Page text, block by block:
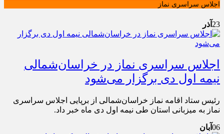
اجلاس سراسری نماز
23 آذر
اجلاس سراسری نماز در خراسا‌ن‌شمالی
نیمه اول دی برگزار می‌شود
رئیس ستاد اقامه نماز خراسان‌شمالی از برپایی اجلاس سراسری
نماز به میزبانی استان طی نیمه اول دی ماه خبر داد.
06 آبان